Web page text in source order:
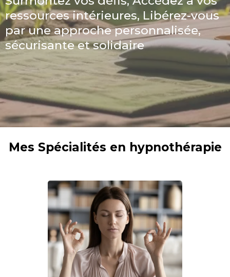
ressources intérieures, Libérez-vous
par une approche personnalisée,
sécurisante et solidaire
Mes Spécialités en hypnothérapie